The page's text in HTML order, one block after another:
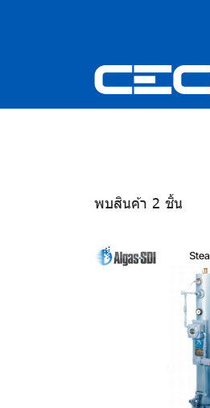
พบสินค้า 2 ชิ้น